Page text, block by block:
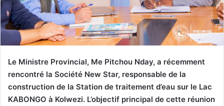
Le Ministre Provincial, Me Pitchou Nday, a récemment
rencontré la Société New Star, responsable de la
construction de la Station de traitement d’eau sur le Lac
KABONGO à Kolwezi. L’objectif principal de cette réunion